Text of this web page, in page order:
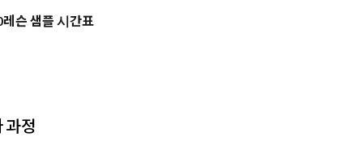
슨 샘플 시간표
과정